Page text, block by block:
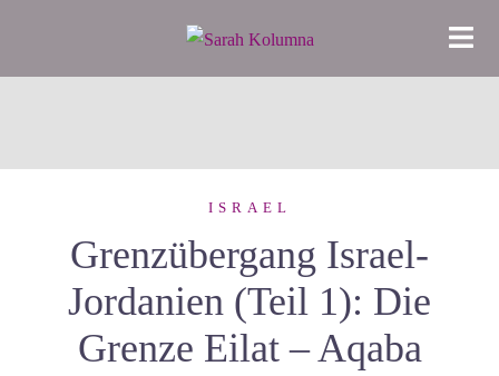
springen
ISRAEL
Grenzübergang Israel-
Jordanien (Teil 1): Die
Grenze Eilat – Aqaba